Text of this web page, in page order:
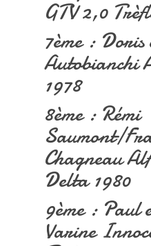
GTV 2,0
7ème :
Autobianchi
1978
8ème : Rémi
Saumont/
Chagneau
Delta 1980
9ème : Paul
Varine